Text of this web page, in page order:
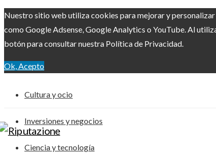
Nuestro sitio web utiliza cookies para mejorar y
como Google Adsense, Google Analytics o YouTube. Al
botón para consultar nuestra Política de Privacidad.
Ok, Acepto
Cultura y ocio
Inversiones y negocios
Ciencia y tecnología